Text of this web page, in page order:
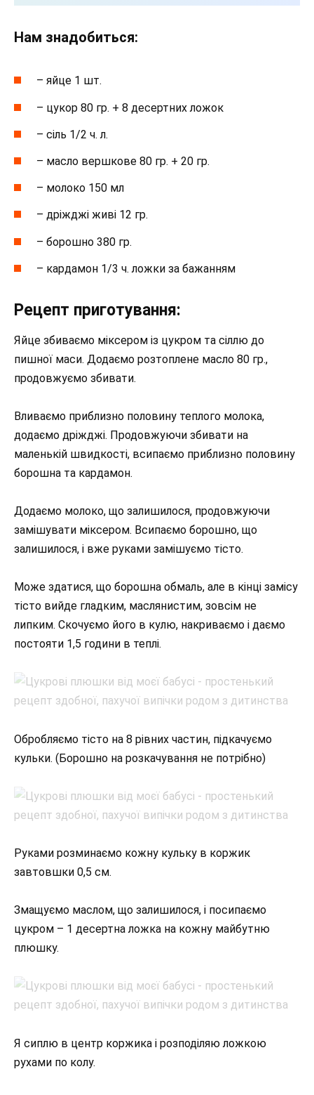
Нам знадобиться:
– яйце 1 шт.
– цукор 80 гр. + 8 десертних ложок
– сіль 1/2 ч. л.
– масло вершкове 80 гр. + 20 гр.
– молоко 150 мл
– дріжджі живі 12 гр.
– борошно 380 гр.
– кардамон 1/3 ч. ложки за бажанням
Рецепт приготування:
Яйце збиваємо міксером із цукром та сіллю до
пишної маси. Додаємо розтоплене масло 80 гр.,
продовжуємо збивати.
Вливаємо приблизно половину теплого молока,
додаємо дріжджі. Продовжуючи збивати на
маленькій швидкості, всипаємо приблизно половину
борошна та кардамон.
Додаємо молоко, що залишилося, продовжуючи
замішувати міксером. Всипаємо борошно, що
залишилося, і вже руками замішуємо тісто.
Може здатися, що борошна обмаль, але в кінці замісу
тісто вийде гладким, маслянистим, зовсім не
липким. Скочуємо його в кулю, накриваємо і даємо
постояти 1,5 години в теплі.
Обробляємо тісто на 8 рівних частин, підкачуємо
кульки. (Борошно на розкачування не потрібно)
Руками розминаємо кожну кульку в коржик
завтовшки 0,5 см.
Змащуємо маслом, що залишилося, і посипаємо
цукром – 1 десертна ложка на кожну майбутню
плюшку.
Я сиплю в центр коржика і розподіляю ложкою
рухами по колу.